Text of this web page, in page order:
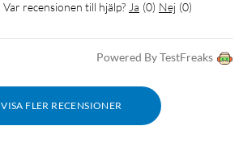
Var recensionen till hjälp? Ja (0) Nej (0)
Powered By TestFreaks
VISA FLER RECENSIONER